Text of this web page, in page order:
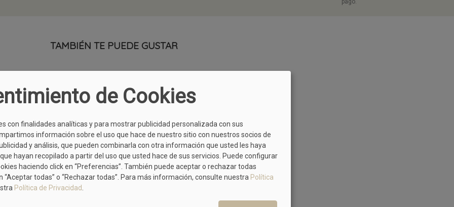
pago.
TAMBIÉN TE PUEDE GUSTAR
MÁS MODELOS DE PACO POVEDA
OFERTA
36 41
PACO POVEDA
Salón Con Tacón En Color
Azul
59,90 € 125,00 €
de Cookies
con finalidades analíticas y para mostrar publicidad personalizada con sus
información sobre el uso que hace de nuestro sitio con nuestros socios de
y análisis, que pueden combinarla con otra información que usted les haya
hayan recopilado a partir del uso que usted hace de sus servicios. Puede configurar
haciendo click en “Preferencias”. También puede aceptar o rechazar todas
“Aceptar todas” o “Rechazar todas”. Para más información, consulte nuestra Política
Política de Privacidad.